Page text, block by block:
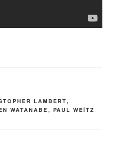
LAMBERT,
WATANABE, PAUL WEITZ